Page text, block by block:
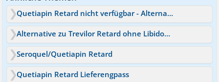
Quetiapin Retard nicht verfügbar - Alternative ?
Alternative zu Trevilor Retard ohne Libidoverlust
Seroquel/Quetiapin Retard
Quetiapin Retard Lieferengpass